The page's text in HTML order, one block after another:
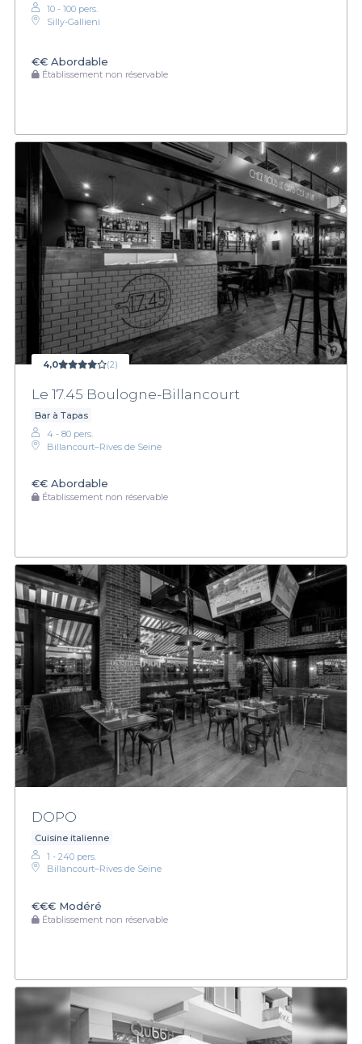
10 - 100 pers.
Silly-Gallieni
€€ Abordable
Établissement non réservable
4,0 (2)
Le 17.45 Boulogne-Billancourt
Bar à Tapas
4 - 80 pers.
Billancourt–Rives de Seine
€€ Abordable
Établissement non réservable
DOPO
Cuisine italienne
1 - 240 pers.
Billancourt–Rives de Seine
€€€ Modéré
Établissement non réservable